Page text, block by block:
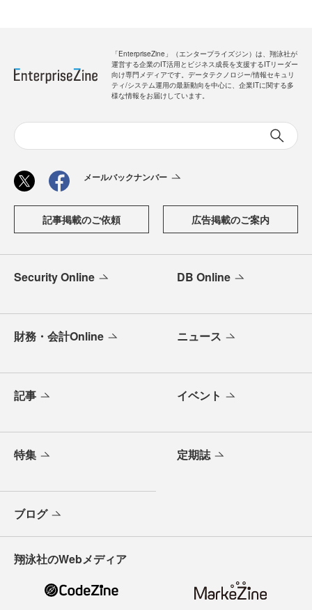
「EnterpriseZine」（エンタープライズジン）は、翔泳社が
運営する企業のIT活用とビジネス成長を支援するITリーダー
向け専門メディアです。データテクノロジー/情報セキュリ
ティ/システム運用の最新動向を中心に、企業ITに関する多
様な情報をお届けしています。
メールバックナンバー
記事掲載のご依頼 広告掲載のご案内
Security Online DB Online
財務・会計Online ニュース
記事 イベント
特集 定期誌
ブログ
翔泳社のWebメディア